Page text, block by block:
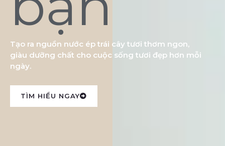
Tạo ra nguồn nước ép trái cây tươi thơm ngon,
giàu dưỡng chất cho cuộc sống tươi đẹp hơn mỗi
ngày.
TÌM HIỂU NGAY